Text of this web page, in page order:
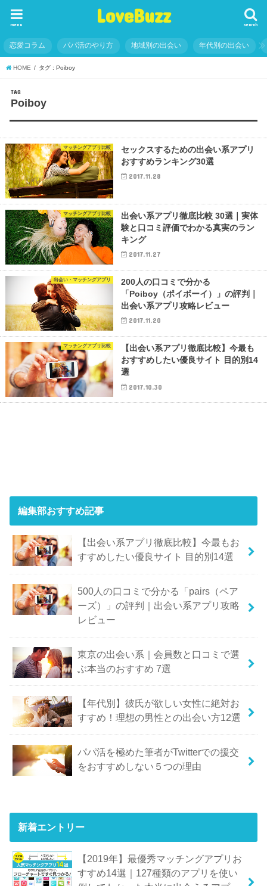
LoveBuzz search
menu
恋愛コラム パパ活のやり方 地域別の出会い 年代別の出会い
HOME タグ : Poiboy
TAG
Poiboy
マッチングアプリ比較
セックスするための出会い系アプリ
おすすめランキング30選
2017.11.28
マッチングアプリ比較
出会い系アプリ徹底比較 30選｜実体
験と口コミ評価でわかる真実のラン
キング
2017.11.27
出会い・マッチングアプリ
200人の口コミで分かる
「Poiboy（ポイボーイ）」の評判｜
出会い系アプリ攻略レビュー
2017.11.20
マッチングアプリ比較
【出会い系アプリ徹底比較】今最も
おすすめしたい優良サイト 目的別14
選
2017.10.30
編集部おすすめ記事
【出会い系アプリ徹底比較】今最もお
すすめしたい優良サイト 目的別14選
500人の口コミで分かる「pairs（ペア
ーズ）」の評判｜出会い系アプリ攻略
レビュー
東京の出会い系｜会員数と口コミで選
ぶ本当のおすすめ 7選
【年代別】彼氏が欲しい女性に絶対お
すすめ！理想の男性との出会い方12選
パパ活を極めた筆者がTwitterでの援交
をおすすめしない５つの理由
新着エントリー
【2019年】最優秀マッチングアプリお
すすめ14選｜127種類のアプリを使い